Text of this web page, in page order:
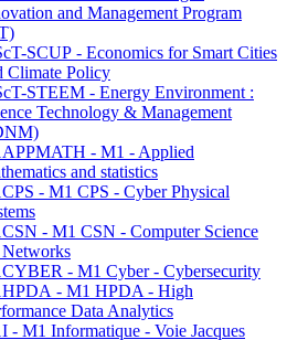
and Management Program
SCUP - Economics for Smart Cities
Climate Policy
STEEM - Energy Environment :
Technology & Management
- M1 - Applied
and statistics
- M1 CPS - Cyber Physical
- M1 CSN - Computer Science
- M1 Cyber - Cybersecurity
- M1 HPDA - High
Data Analytics
- M1 Informatique - Voie Jacques